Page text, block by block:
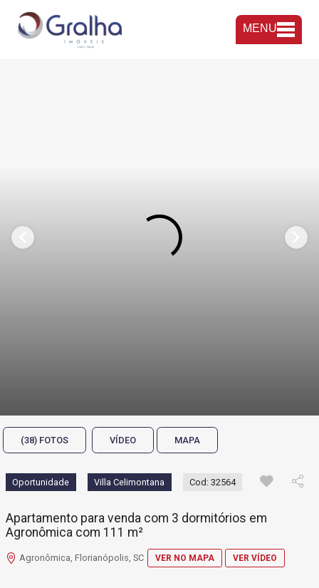
MENU
(38) FOTOS VÍDEO MAPA
Oportunidade Villa Celimontana Cod: 32564
Apartamento para venda com 3 dormitórios em
Agronômica com 111 m²
Agronômica, Florianópolis, SC VER NO MAPA VER VÍDEO